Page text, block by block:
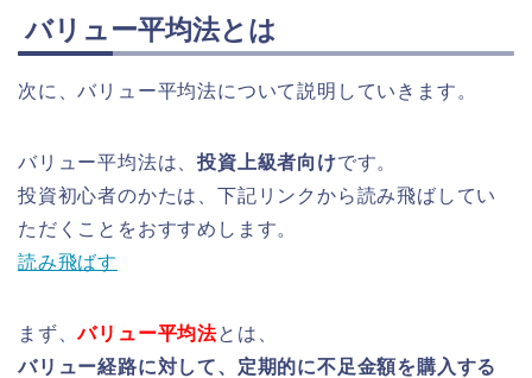
バリュー平均法とは
次に、バリュー平均法について説明していきます。
バリュー平均法は、投資上級者向けです。
投資初心者のかたは、下記リンクから読み飛ばしてい
ただくことをおすすめします。
読み飛ばす
まず、バリュー平均法とは、
バリュー経路に対して、定期的に不足金額を購入する